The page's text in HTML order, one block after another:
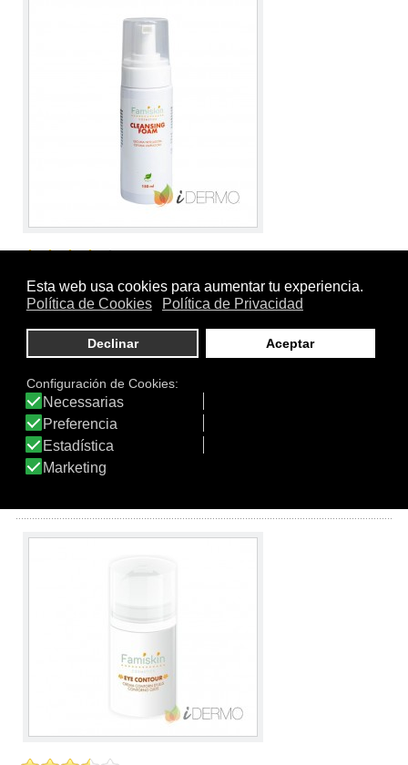
Tamaño:150 ml
Famiskin Facial
CLEANSING FOAM (ESPUMA LIMPIADORA)
Espuma limpiadora, con extracto de bardana y betaína.
Limpieza en profundidad y sin irritar de las pieles con
tendencia acnéica, reactivas y sensibles. Deja la piel
limpia, suave e hidratada.